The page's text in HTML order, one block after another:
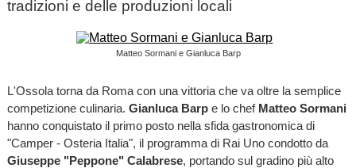
tradizioni e delle produzioni locali
Matteo Sormani e Gianluca Barp
L'Ossola torna da Roma con una vittoria che va oltre la semplice
competizione culinaria. Gianluca Barpe lo chef Matteo Sormani
hanno conquistato il primo posto nella sfida gastronomica di
"Camper - Osteria Italia", il programma di Rai Uno condotto da
Giuseppe "Peppone" Calabrese, portando sul gradino più alto